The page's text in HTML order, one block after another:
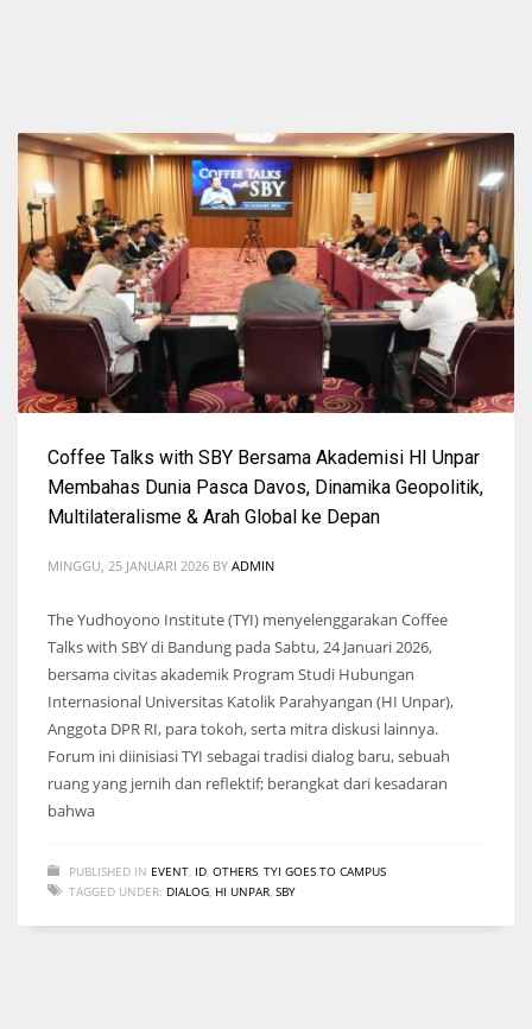
Coffee Talks with SBY Bersama Akademisi HI Unpar
Membahas Dunia Pasca Davos, Dinamika Geopolitik,
Multilateralisme & Arah Global ke Depan
MINGGU, 25 JANUARI 2026 BY ADMIN
The Yudhoyono Institute (TYI) menyelenggarakan Coffee
Talks with SBY di Bandung pada Sabtu, 24 Januari 2026,
bersama civitas akademik Program Studi Hubungan
Internasional Universitas Katolik Parahyangan (HI Unpar),
Anggota DPR RI, para tokoh, serta mitra diskusi lainnya.
Forum ini diinisiasi TYI sebagai tradisi dialog baru, sebuah
ruang yang jernih dan reflektif; berangkat dari kesadaran
bahwa
PUBLISHED IN EVENT ID OTHERS TYI GOES TO CAMPUS
TAGGED UNDER: DIALOG HI UNPAR SBY